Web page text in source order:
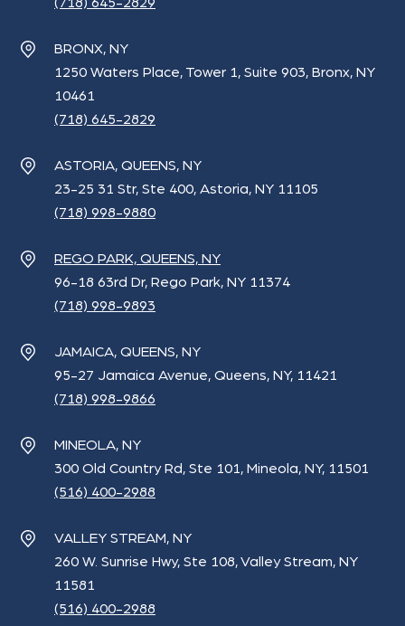
BRONX, NY
1250 Waters Place, Tower 1, Suite 903, Bronx, NY
10461
(718) 645-2829
ASTORIA, QUEENS, NY
23-25 31 Str, Ste 400, Astoria, NY 11105
(718) 998-9880
REGO PARK, QUEENS, NY
96-18 63rd Dr, Rego Park, NY 11374
(718) 998-9893
JAMAICA, QUEENS, NY
95-27 Jamaica Avenue, Queens, NY, 11421
(718) 998-9866
MINEOLA, NY
300 Old Country Rd, Ste 101, Mineola, NY, 11501
(516) 400-2988
VALLEY STREAM, NY
260 W. Sunrise Hwy, Ste 108, Valley Stream, NY
11581
(516) 400-2988